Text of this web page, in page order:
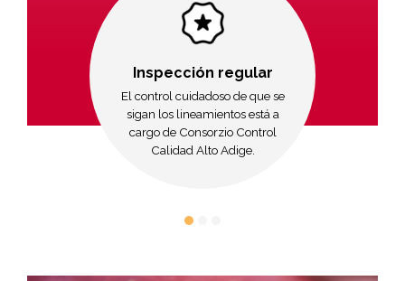
Inspección regular
El control cuidadoso de que se
sigan los lineamientos está a
cargo de Consorzio Control
Calidad Alto Adige.